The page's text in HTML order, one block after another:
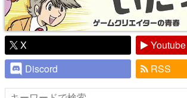
X
Youtube
Discord
RSS